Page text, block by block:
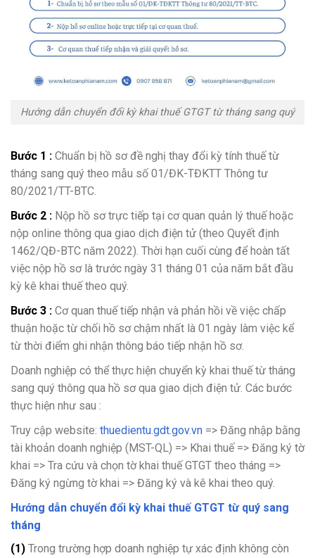
Hướng dẫn chuyển đổi kỳ khai thuế GTGT từ tháng sang quý
Bước 1 : Chuẩn bị hồ sơ đề nghị thay đổi kỳ tính thuế từ
tháng sang quý theo mẫu số 01/ĐK-TĐKTT Thông tư
80/2021/TT-BTC.
Bước 2 : Nộp hồ sơ trực tiếp tại cơ quan quản lý thuế hoặc
nộp online thông qua giao dịch điện tử (theo Quyết định
1462/QĐ-BTC năm 2022). Thời hạn cuối cùng để hoàn tất
việc nộp hồ sơ là trước ngày 31 tháng 01 của năm bắt đầu
kỳ kê khai thuế theo quý.
Bước 3 : Cơ quan thuế tiếp nhận và phản hồi về việc chấp
thuận hoặc từ chối hồ sơ chậm nhất là 01 ngày làm việc kể
từ thời điểm ghi nhận thông báo tiếp nhận hồ sơ.
Doanh nghiệp có thể thực hiện chuyển kỳ khai thuế từ tháng
sang quý thông qua hồ sơ qua giao dịch điện tử. Các bước
thực hiện như sau :
Truy cập website: thuedientu.gdt.gov.vn => Đăng nhập bằng
tài khoản doanh nghiệp (MST-QL) => Khai thuế => Đăng ký tờ
khai => Tra cứu và chọn tờ khai thuế GTGT theo tháng =>
Đăng ký ngừng tờ khai => Đăng ký và kê khai theo quý.
Hướng dẫn chuyển đổi kỳ khai thuế GTGT từ quý sang
tháng
(1) Trong trường hợp doanh nghiệp tự xác định không còn